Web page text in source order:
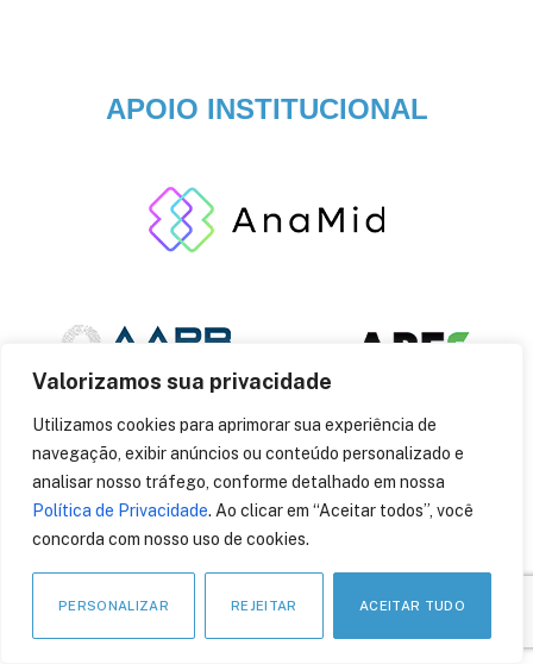
Valorizamos sua privacidade
Utilizamos cookies para aprimorar sua experiência de
navegação, exibir anúncios ou conteúdo personalizado e
analisar nosso tráfego, conforme detalhado em nossa
Política de Privacidade. Ao clicar em “Aceitar todos”, você
concorda com nosso uso de cookies.
PERSONALIZAR REJEITAR ACEITAR TUDO
APOIO INSTITUCIONAL